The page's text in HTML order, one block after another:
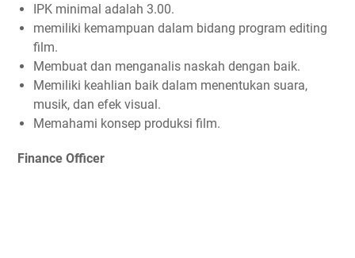
IPK minimal adalah 3.00.
memiliki kemampuan dalam bidang program editing
film.
Membuat dan menganalis naskah dengan baik.
Memiliki keahlian baik dalam menentukan suara,
musik, dan efek visual.
Memahami konsep produksi film.
Finance Officer